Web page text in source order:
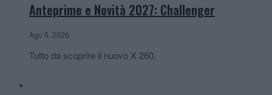
Anteprime e Novità 2027: Challenger
Ago 5, 2026
Tutto da scoprire il nuovo X 260,